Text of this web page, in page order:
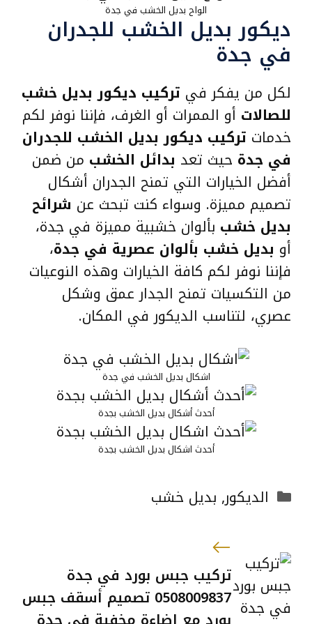
الواح بديل الخشب في جدة
ديكور بديل الخشب للجدران
في جدة
لكل من يفكر في تركيب ديكور بديل خشب
للصالات أو الممرات أو الغرف، فإننا نوفر لكم
خدمات تركيب ديكور بديل الخشب للجدران
في جدة حيث تعد بدائل الخشب من ضمن
أفضل الخيارات التي تمنح الجدران أشكال
تصميم مميزة. وسواء كنت تبحث عن شرائح
بديل خشب بألوان خشبية مميزة في جدة،
أو بديل خشب بألوان عصرية في جدة،
فإننا نوفر لكم كافة الخيارات وهذه النوعيات
من التكسيات تمنح الجدار عمق وشكل
عصري، لتناسب الديكور في المكان.
اشكال بديل الخشب في جدة
أحدث أشكال بديل الخشب بجدة
أحدث اشكال بديل الخشب بجدة
التصنيفات
الديكور, بديل خشب
تركيب جبس بورد في جدة
0508009837 تصميم أسقف جبس